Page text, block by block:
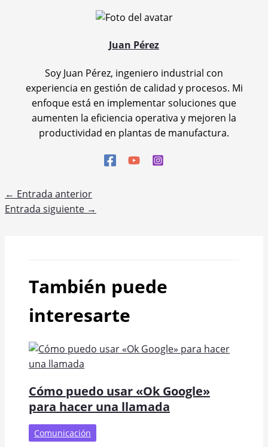
Juan Pérez
Soy Juan Pérez, ingeniero industrial con
experiencia en gestión de calidad y procesos. Mi
enfoque está en implementar soluciones que
aumenten la eficiencia operativa y mejoren la
productividad en plantas de manufactura.
← Entrada anterior
Entrada siguiente →
También puede
interesarte
Cómo puedo usar «Ok Google»
para hacer una llamada
Comunicación